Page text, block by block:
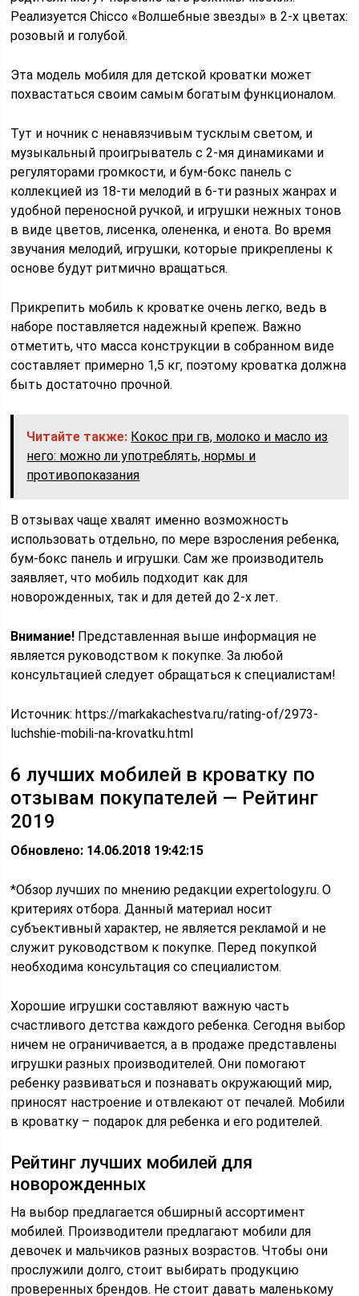
Реализуется Chicco «Волшебные звезды» в 2-х цветах:
розовый и голубой.
Эта модель мобиля для детской кроватки может
похвастаться своим самым богатым функционалом.
Тут и ночник с ненавязчивым тусклым светом, и
музыкальный проигрыватель с 2-мя динамиками и
регуляторами громкости, и бум-бокс панель с
коллекцией из 18-ти мелодий в 6-ти разных жанрах и
удобной переносной ручкой, и игрушки нежных тонов
в виде цветов, лисенка, олененка, и енота. Во время
звучания мелодий, игрушки, которые прикреплены к
основе будут ритмично вращаться.
Прикрепить мобиль к кроватке очень легко, ведь в
наборе поставляется надежный крепеж. Важно
отметить, что масса конструкции в собранном виде
составляет примерно 1,5 кг, поэтому кроватка должна
быть достаточно прочной.
Читайте также: Кокос при гв, молоко и масло из
него: можно ли употреблять, нормы и
противопоказания
В отзывах чаще хвалят именно возможность
использовать отдельно, по мере взросления ребенка,
бум-бокс панель и игрушки. Сам же производитель
заявляет, что мобиль подходит как для
новорожденных, так и для детей до 2-х лет.
Внимание! Представленная выше информация не
является руководством к покупке. За любой
консультацией следует обращаться к специалистам!
Источник:https://markakachestva.ru/rating-of/2973-
luchshie-mobili-na-krovatku.html
6 лучших мобилей в кроватку по
отзывам покупателей — Рейтинг
2019
Обновлено: 14.06.2018 19:42:15
*Обзор лучших по мнению редакции expertology.ru. О
критериях отбора. Данный материал носит
субъективный характер, не является рекламой и не
служит руководством к покупке. Перед покупкой
необходима консультация со специалистом.
Хорошие игрушки составляют важную часть
счастливого детства каждого ребенка. Сегодня выбор
ничем не ограничивается, а в продаже представлены
игрушки разных производителей. Они помогают
ребенку развиваться и познавать окружающий мир,
приносят настроение и отвлекают от печалей. Мобили
в кроватку – подарок для ребенка и его родителей.
Рейтинг лучших мобилей для
новорожденных
На выбор предлагается обширный ассортимент
мобилей. Производители предлагают мобили для
девочек и мальчиков разных возрастов. Чтобы они
прослужили долго, стоит выбирать продукцию
проверенных брендов. Не стоит давать маленькому